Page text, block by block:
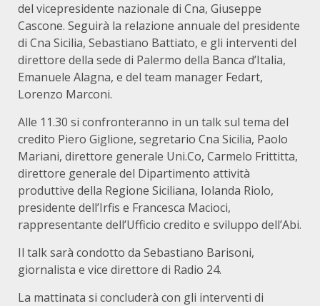
del vicepresidente nazionale di Cna, Giuseppe
Cascone. Seguirà la relazione annuale del presidente
di Cna Sicilia, Sebastiano Battiato, e gli interventi del
direttore della sede di Palermo della Banca d’Italia,
Emanuele Alagna, e del team manager Fedart,
Lorenzo Marconi.
Alle 11.30 si confronteranno in un talk sul tema del
credito Piero Giglione, segretario Cna Sicilia, Paolo
Mariani, direttore generale Uni.Co, Carmelo Frittitta,
direttore generale del Dipartimento attività
produttive della Regione Siciliana, Iolanda Riolo,
presidente dell’Irfis e Francesca Macioci,
rappresentante dell’Ufficio credito e sviluppo dell’Abi.
Il talk sarà condotto da Sebastiano Barisoni,
giornalista e vice direttore di Radio 24.
La mattinata si concluderà con gli interventi di